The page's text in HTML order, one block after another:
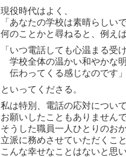
現役時代はよく、
「あなたの学校は素晴らしい
何のことかと尋ねると、例え
「いつ電話しても心温まる受
学校全体の温かい和やかな
伝わってくる感じなのです
といってくださる。
私は特別、電話の応対につい
お願いしたこともありません
そうした職員一人ひとりのお
立派に務めさせていただくこ
こんな幸せなことはないと思